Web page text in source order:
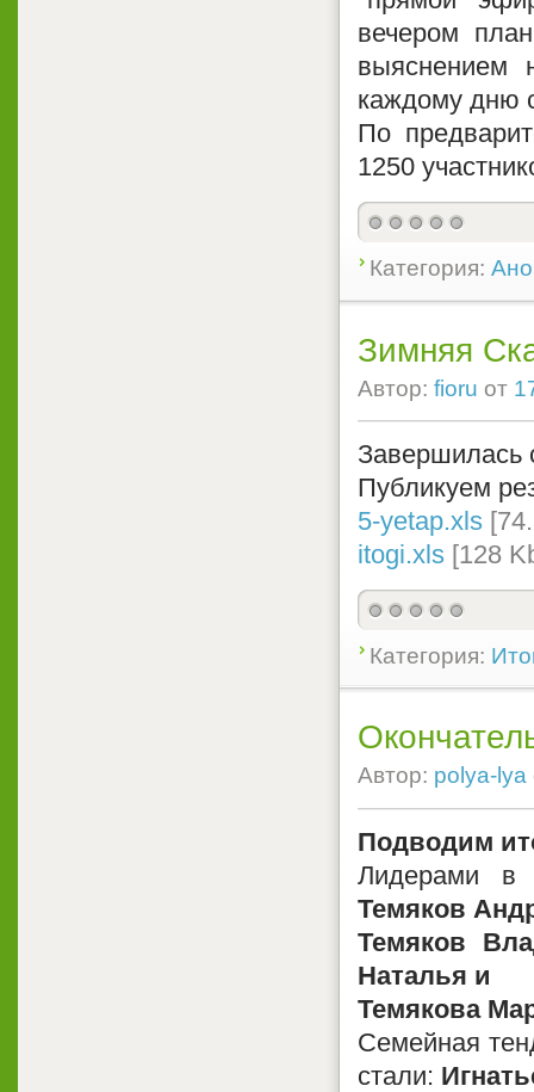
вечером
выяснением
каждому дню
По
1250
Категория:
Зимняя
Автор: fioru от
Завершилась
Публикуем
5-yetap.xls
itogi.xls [128
Категория:
Автор: polya-lya
Подводим
Лидерами в
Темяков
Темяков
Наталья и
Темякова
Семейная
стали: